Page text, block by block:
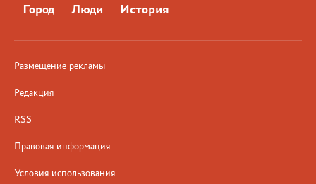
Город Люди История
Размещение рекламы
Редакция
RSS
Правовая информация
Условия использования